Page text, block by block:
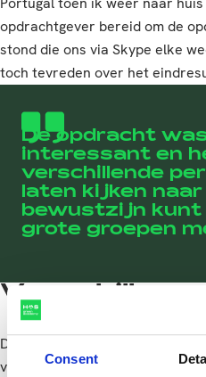
Consent
opdrachtgever bereid om de
stond die ons via Skype elke
toch tevreden over het
De opdracht
interessant en
verschillende
laten kijken naar
bewustzijn kunt
grote groepen
Verschillen
De opdracht was uitdagend,
verschillende perspectieven